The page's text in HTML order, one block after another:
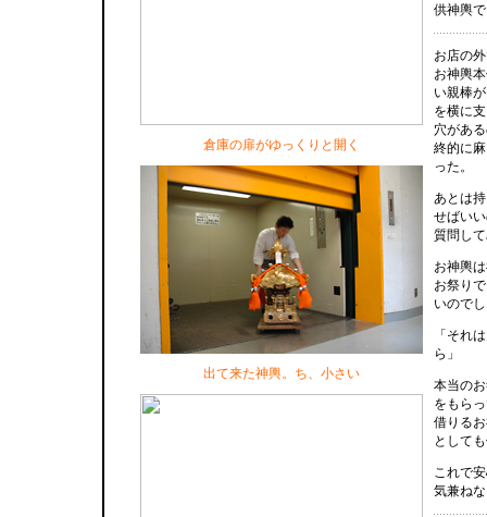
倉庫の扉がゆっくりと開く
出て来た神輿。ち、小さい
供神輿
お店の
お神輿
い親棒
を横に
穴があ
終的に
った。
あとは
せばい
質問し
お神輿
お祭り
いので
「それ
ら」
本当の
をもら
借りる
として
これで
気兼ね